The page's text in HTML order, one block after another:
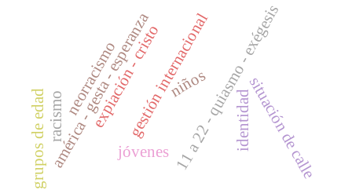
11 a 22 - quiasmo - exégesis
américa - gesta - esperanzagestión internacional
expiación - cristoniños
jóvenes situación de calle
grupos de edad identidad
racismo neorracismo